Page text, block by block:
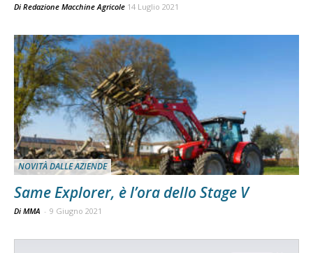
Di Redazione Macchine Agricole 14 Luglio 2021
NOVITÀ DALLE AZIENDE
Same Explorer, è l’ora dello Stage V
Di MMA - 9 Giugno 2021